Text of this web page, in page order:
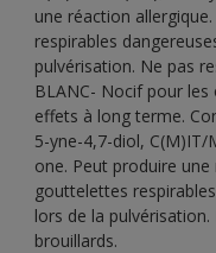
une réaction
respirables
pulvérisation. Ne pas
BLANC- Nocif pour
effets à long terme.
5-yne-4,7-diol, C(M)IT/
one. Peut produire
gouttelettes
lors de la
brouillards.